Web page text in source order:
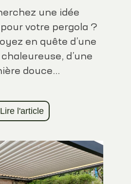
une idée
pour votre pergola ?
en quête d’une
d’une
douce...
Lire l'article